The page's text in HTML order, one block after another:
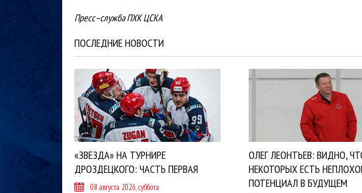
Пресс–служба ПХК ЦСКА
ПОСЛЕДНИЕ НОВОСТИ
«ЗВЕЗДА» НА ТУРНИРЕ
ДРОЗДЕЦКОГО: ЧАСТЬ ПЕРВАЯ
08 августа 2026, суббота
ОЛЕГ ЛЕОНТЬЕВ: ВИДНО,
НЕКОТОРЫХ ЕСТЬ
ПОТЕНЦИАЛ В БУДУЩЕМ